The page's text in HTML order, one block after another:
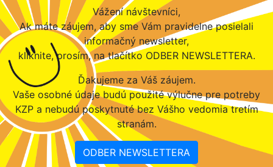
Vážení návštevníci,
Ak máte záujem, aby sme Vám pravidelne posielali
informačný newsletter,
kliknite, prosím, na tlačítko ODBER NEWSLETTERA.
Ďakujeme za Váš záujem.
Vaše osobné údaje budú použité výlučne pre potreby
KZP a nebudú poskytnuté bez Vášho vedomia tretím
stranám.
ODBER NEWSLETTERA